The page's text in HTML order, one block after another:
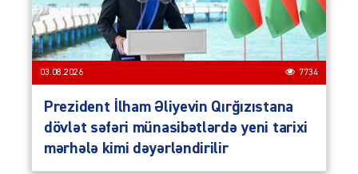
03.08.2026 7734
Prezident İlham Əliyevin Qırğızıstana
dövlət səfəri münasibətlərdə yeni tarixi
mərhələ kimi dəyərləndirilir